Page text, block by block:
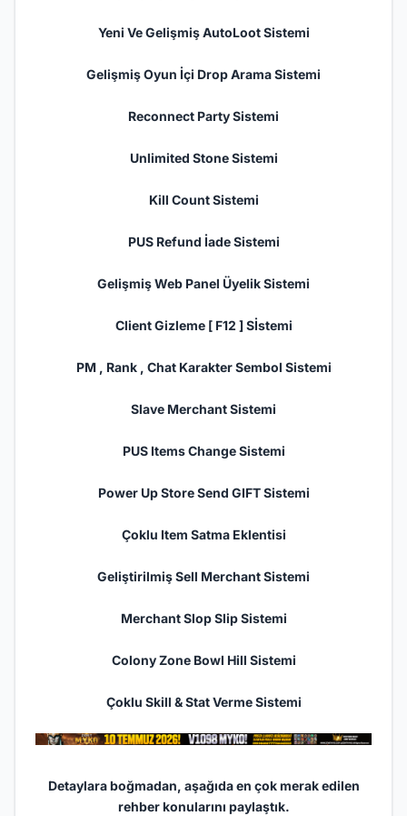
Yeni Ve Gelişmiş AutoLoot Sistemi
Gelişmiş Oyun İçi Drop Arama Sistemi
Reconnect Party Sistemi
Unlimited Stone Sistemi
Kill Count Sistemi
PUS Refund İade Sistemi
Gelişmiş Web Panel Üyelik Sistemi
ClientGizleme [ F12 ] Sİstemi
PM , Rank , Chat Karakter Sembol Sistemi
Slave Merchant Sistemi
PUS Items Change Sistemi
Power Up Store Send GIFT Sistemi
Çoklu Item Satma Eklentisi
Geliştirilmiş Sell Merchant Sistemi
Merchant Slop Slip Sistemi
Colony Zone Bowl Hill Sistemi
Çoklu Skill & Stat Verme Sistemi
Detaylara boğmadan, aşağıda en çok merak edilen
rehber konularını paylaştık.